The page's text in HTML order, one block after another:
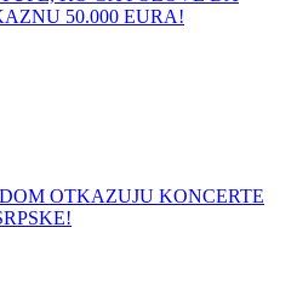
50.000 EURA!
OTKAZUJU KONCERTE